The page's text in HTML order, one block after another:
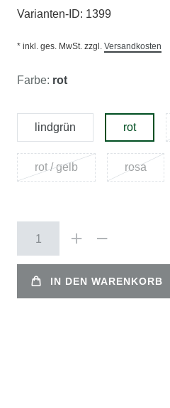
Varianten-ID: 1399
* inkl. ges. MwSt. zzgl. Versandkosten
Farbe: rot
lindgrün rot
rot / gelb rosa
IN DEN WARENKORB